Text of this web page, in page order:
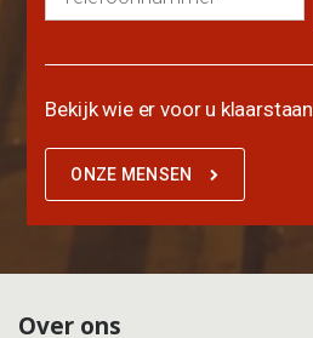
Bekijk wie er voor u klaarstaan
ONZE MENSEN
Over ons